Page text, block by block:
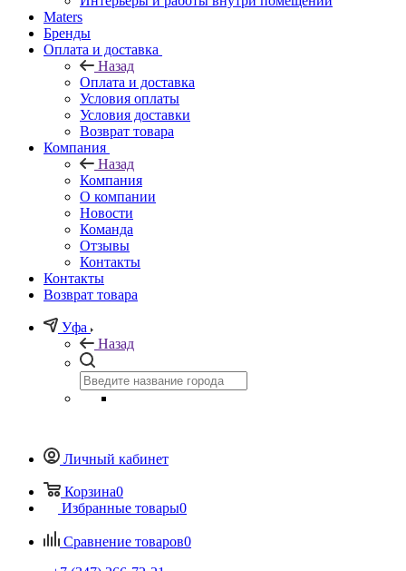
Maters
Бренды
Оплата и доставка
Назад
Оплата и доставка
Условия оплаты
Условия доставки
Возврат товара
Компания
Назад
Компания
О компании
Новости
Команда
Отзывы
Контакты
Контакты
Возврат товара
Уфа
Назад
Личный кабинет
Корзина0
Избранные товары0
Сравнение товаров0